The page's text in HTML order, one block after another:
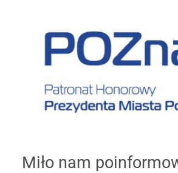
Kontakt
Facebook
Twitter
Miło nam